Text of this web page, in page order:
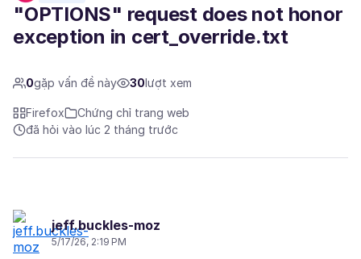
"OPTIONS" request does not honor
exception in cert_override.txt
0gặp vấn đề này 30lượt xem
Firefox
Chứng chỉ trang web
đã hỏi vào lúc 2 tháng trước
jeff.buckles-moz
5/17/26, 2:19 PM